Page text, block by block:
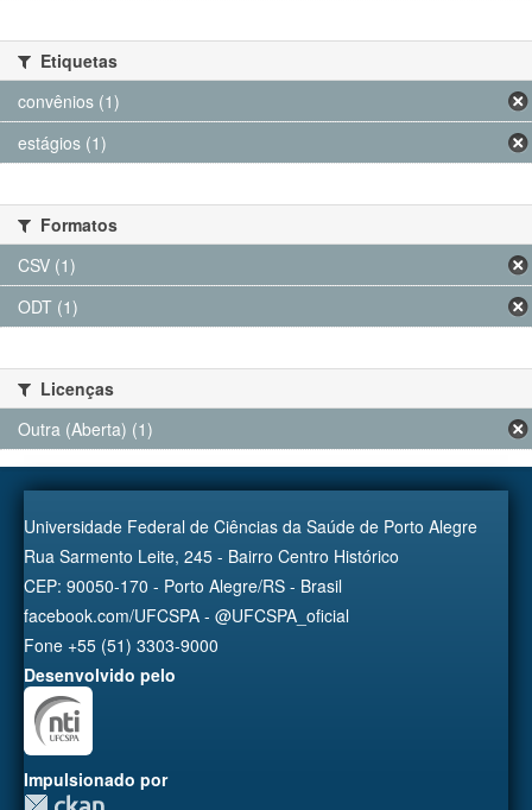
Etiquetas
convênios (1)
estágios (1)
Formatos
CSV (1)
ODT (1)
Licenças
Outra (Aberta) (1)
Universidade Federal de Ciências da Saúde de Porto Alegre
Rua Sarmento Leite, 245 - Bairro Centro Histórico
CEP: 90050-170 - Porto Alegre/RS - Brasil
facebook.com/UFCSPA - @UFCSPA_oficial
Fone +55 (51) 3303-9000
Desenvolvido pelo
Impulsionado por